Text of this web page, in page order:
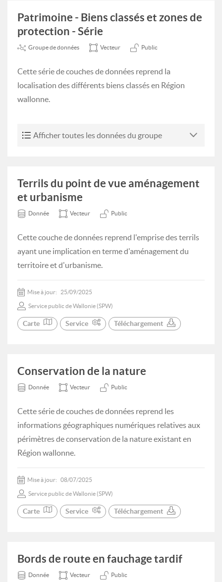
Patrimoine - Biens classés et zones de
protection - Série
Groupe de données Vecteur Public
Cette série de couches de données reprend la
localisation des différents biens classés en Région
wallonne.
Afficher toutes les données du groupe
Terrils du point de vue aménagement
et urbanisme
Donnée Vecteur Public
Cette couche de données reprend l'emprise des terrils
ayant une implication en terme d'aménagement du
territoire et d'urbanisme.
Mise à jour: 25/09/2025
Service public de Wallonie (SPW)
Carte Service Téléchargement
Conservation de la nature
Donnée Vecteur Public
Cette série de couches de données reprend les
informations géographiques numériques relatives aux
périmètres de conservation de la nature existant en
Région wallonne.
Mise à jour: 08/07/2025
Service public de Wallonie (SPW)
Carte Service Téléchargement
Bords de route en fauchage tardif
Donnée Vecteur Public